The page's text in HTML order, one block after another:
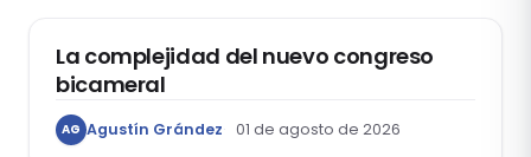
La complejidad del nuevo congreso
bicameral
AG Agustín Grández 01 de agosto de 2026